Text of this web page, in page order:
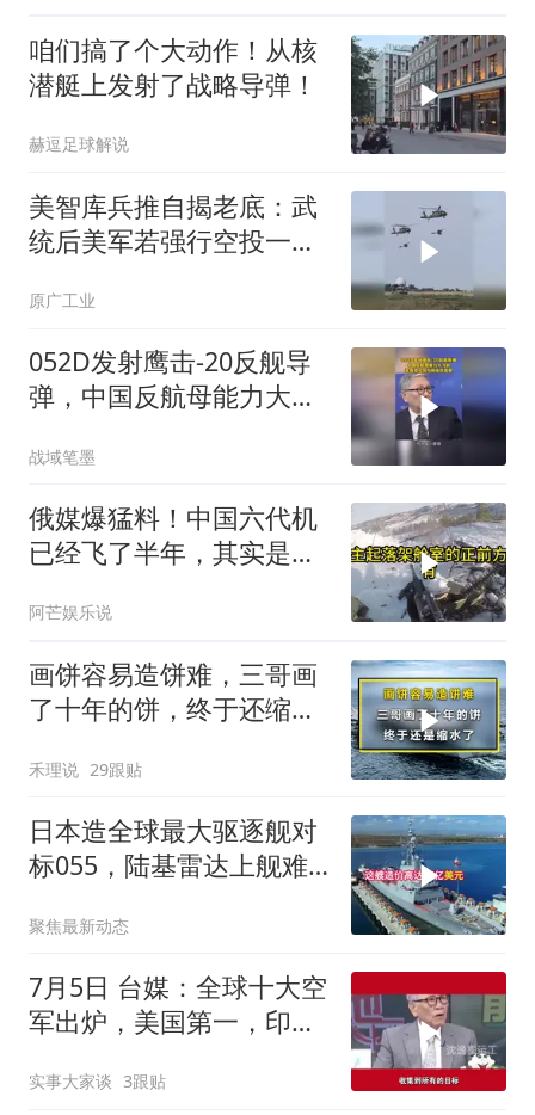
咱们搞了个大动作！从核
潜艇上发射了战略导弹！
赫逗足球解说
美智库兵推自揭老底：武
统后美军若强行空投一个
没
原广工业
052D发射鹰击-20反舰导
弹，中国反航母能力大飞
战域笔墨
俄媒爆猛料！中国六代机
已经飞了半年，其实是故
阿芒娱乐说
画饼容易造饼难，三哥画
了十年的饼，终于还缩水
禾理说 29跟贴
日本造全球最大驱逐舰对
标055，陆基雷达上舰难
聚焦最新动态
7月5日 台媒：全球十大空
军出炉，美国第一，印度
实事大家谈 3跟贴